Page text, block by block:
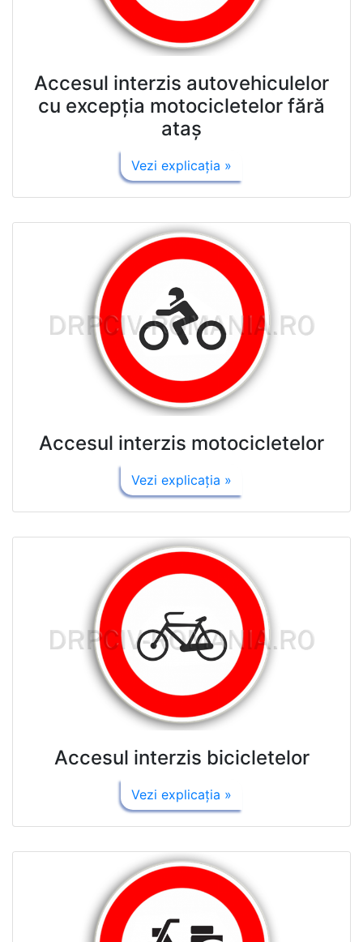
Accesul interzis autovehiculelor
cu excepţia motocicletelor fără
ataş
Vezi explicaţia »
Accesul interzis motocicletelor
Vezi explicaţia »
Accesul interzis bicicletelor
Vezi explicaţia »